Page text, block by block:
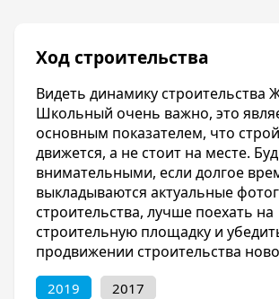
Территория комплекса комплекса
огорожена и оборудована GPS-
значит Вы сможете поставить
дворе даже поздно вечером и
спокойны за безопасность своей
гостей нашего комплекса.
Отделка квартир
Квартиры сдаются с качественной
предчистовой отделкой, Вы
приступить к косметическому
въехать в квартиру в кратчайшие
Ход строительства
Видеть динамику строительства
Школьный очень важно, это
основным показателем, что
движется, а не стоит на месте.
внимательными, если долгое
выкладываются актуальные
строительства, лучше поехать на
строительную площадку и
продвижении строительства
2019 2017